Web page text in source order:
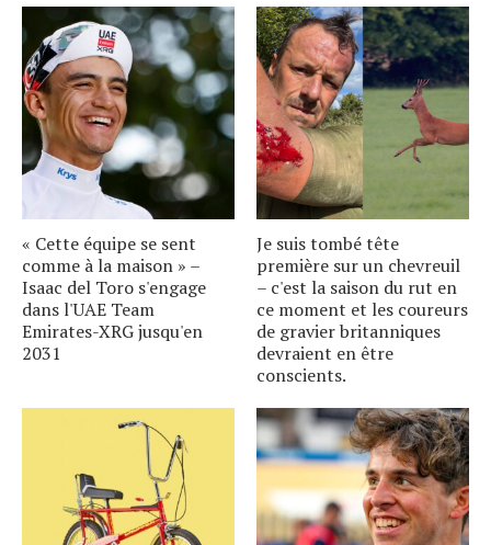
« Cette équipe se sent
comme à la maison » –
Isaac del Toro s'engage
dans l'UAE Team
Emirates-XRG jusqu'en
2031
Je suis tombé tête
première sur un chevreuil
– c'est la saison du rut en
ce moment et les coureurs
de gravier britanniques
devraient en être
conscients.